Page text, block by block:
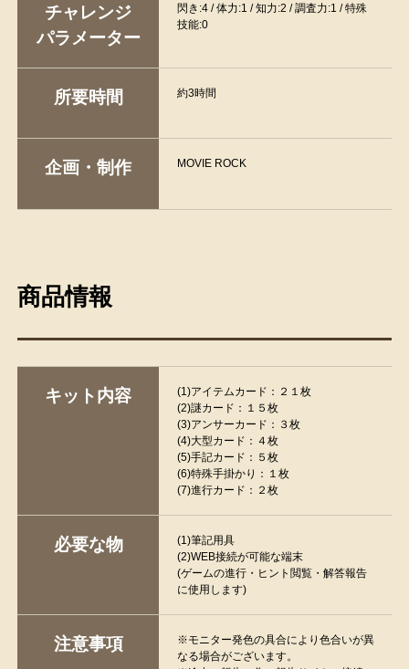
チャレンジ
パラメーター
閃き:4 / 体力:1 / 知力:2 / 調査力:1 / 特殊
技能:0
所要時間 約3時間
企画・制作 MOVIE ROCK
商品情報
キット内容
(1)アイテムカード：２１枚
(2)謎カード：１５枚
(3)アンサーカード：３枚
(4)大型カード：４枚
(5)手記カード：５枚
(6)特殊手掛かり：１枚
(7)進行カード：２枚
必要な物
(1)筆記用具
(2)WEB接続が可能な端末
(ゲームの進行・ヒント閲覧・解答報告
に使用します)
注意事項
※モニター発色の具合により色合いが異
なる場合がございます。